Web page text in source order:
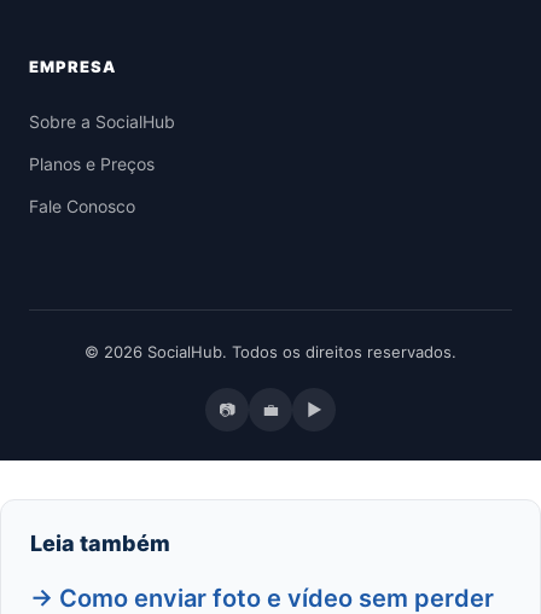
EMPRESA
Sobre a SocialHub
Planos e Preços
Fale Conosco
© 2026 SocialHub. Todos os direitos reservados.
📷 💼 ▶
Leia também
→ Como enviar foto e vídeo sem perder